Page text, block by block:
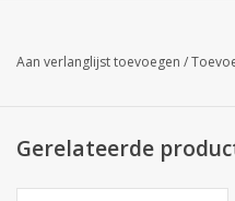
van de daadwerkelijke kleur.
aangeboden.
Aan verlanglijst toevoegen /
Gerelateerde